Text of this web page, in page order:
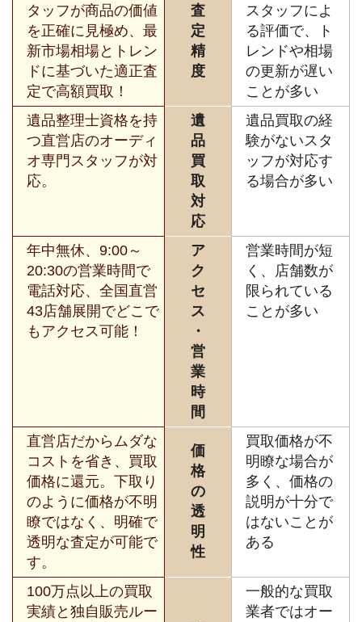
タッフが商品の価値
を正確に見極め、最
新市場相場とトレン
ドに基づいた適正査
定で高額買取！
査
定
精
度
スタッフによ
る評価で、ト
レンドや相場
の更新が遅い
ことが多い
遺品整理士資格を持
つ直営店のオーディ
オ専門スタッフが対
応。
遺
品
買
取
対
応
遺品買取の経
験がないスタ
ッフが対応す
る場合が多い
年中無休、9:00～
20:30の営業時間で
電話対応、全国直営
43店舗展開でどこで
もアクセス可能！
ア
ク
セ
ス
・
営
業
時
間
営業時間が短
く、店舗数が
限られている
ことが多い
直営店だからムダな
コストを省き、買取
価格に還元。下取り
のように価格が不明
瞭ではなく、明確で
透明な査定が可能で
す。
価
格
の
透
明
性
買取価格が不
明瞭な場合が
多く、価格の
説明が十分で
はないことが
ある
100万点以上の買取
実績と独自販売ルー
一般的な買取
業者ではオー